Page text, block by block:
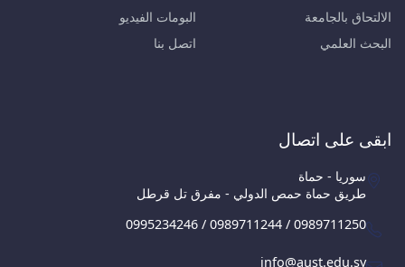
الالتحاق بالجامعة
البحث العلمي
البومات الفيديو
اتصل بنا
ابقى على اتصال
سوريا - حماة
طريق حماة حمص الدولي - مفرق تل قرطل
0995234246 / 0989711244 / 0989711250
info@aust.edu.sy